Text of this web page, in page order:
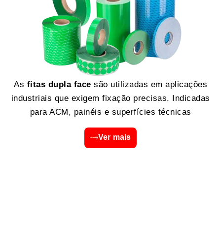
As fitas dupla face são utilizadas em aplicações
industriais que exigem fixação precisas. Indicadas
para ACM, painéis e superfícies técnicas
Ver mais